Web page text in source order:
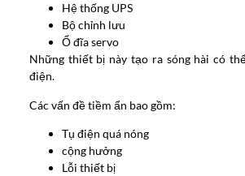
Hệ thống UPS
Bộ chỉnh lưu
Ổ đĩa servo
Những thiết bị này tạo ra sóng hài có
điện.
Các vấn đề tiềm ẩn bao gồm:
Tụ điện quá nóng
cộng hưởng
Lỗi thiết bị